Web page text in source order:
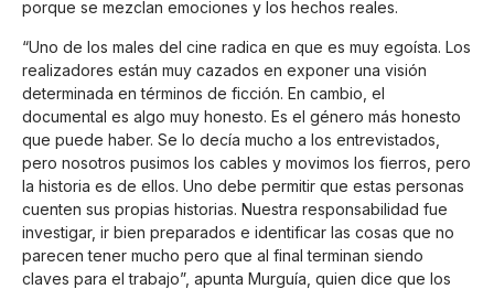
porque se mezclan emociones y los hechos reales.
“Uno de los males del cine radica en que es muy egoísta. Los
realizadores están muy cazados en exponer una visión
determinada en términos de ficción. En cambio, el
documental es algo muy honesto. Es el género más honesto
que puede haber. Se lo decía mucho a los entrevistados,
pero nosotros pusimos los cables y movimos los fierros, pero
la historia es de ellos. Uno debe permitir que estas personas
cuenten sus propias historias. Nuestra responsabilidad fue
investigar, ir bien preparados e identificar las cosas que no
parecen tener mucho pero que al final terminan siendo
claves para el trabajo”, apunta Murguía, quien dice que los